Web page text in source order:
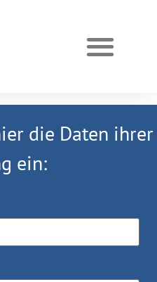
die Daten ihrer
ein: